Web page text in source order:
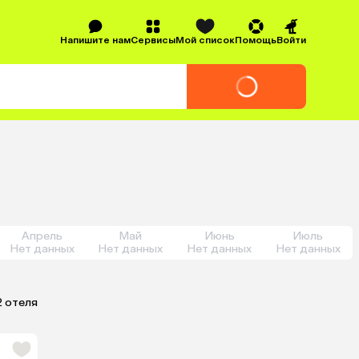
Напишите намСервисыМой списокПомощьВойти
Апрель
Нет данных
Май
Нет данных
Июнь
Нет данных
Июль
Нет данных
отеля